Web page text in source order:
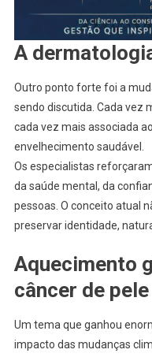
A
Outro ponto forte foi a
sendo discutida. Cada vez
cada vez mais associada
envelhecimento saudável.
Os especialistas
da saúde mental, da
pessoas. O conceito atual
preservar identidade,
Aquecimento
câncer de pele
Um tema que ganhou
impacto das mudanças